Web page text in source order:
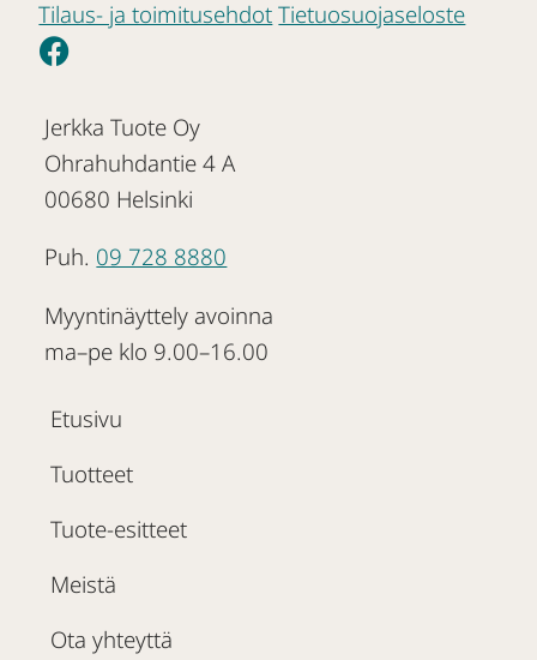
Tilaus- ja toimitusehdot Tietuosuojaseloste
Jerkka Tuote Oy
Ohrahuhdantie 4 A
00680 Helsinki
Puh. 09 728 8880
Myyntinäyttely avoinna
ma–pe klo 9.00–16.00
Etusivu
Tuotteet
Tuote-esitteet
Meistä
Ota yhteyttä